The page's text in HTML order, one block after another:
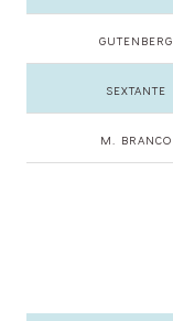
GUTENBERG
SEXTANTE
M. BRANCO